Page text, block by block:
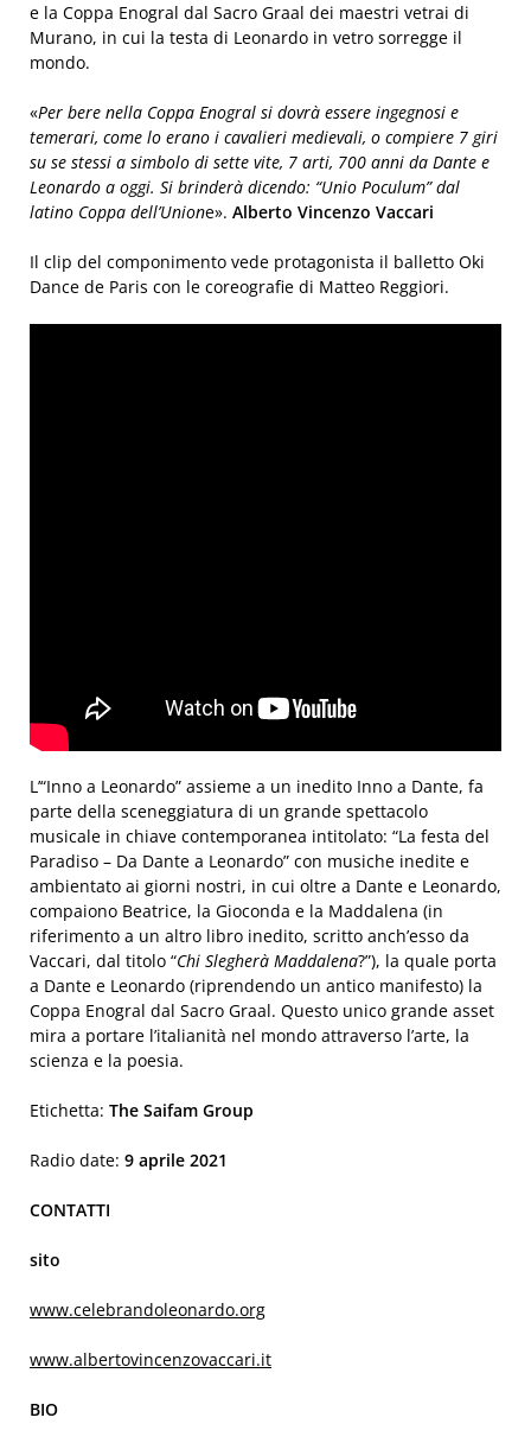
e la Coppa Enogral dal Sacro Graal dei maestri vetrai di
Murano, in cui la testa di Leonardo in vetro sorregge il
mondo.
«Per bere nella Coppa Enogral si dovrà essere ingegnosi e
temerari, come lo erano i cavalieri medievali, o compiere 7 giri
su se stessi a simbolo di sette vite, 7 arti, 700 anni da Dante e
Leonardo a oggi. Si brinderà dicendo: “Unio Poculum” dal
latino Coppa dell’Unione». Alberto Vincenzo Vaccari
Il clip del componimento vede protagonista il balletto Oki
Dance de Paris con le coreografie di Matteo Reggiori.
L’“Inno a Leonardo” assieme a un inedito Inno a Dante, fa
parte della sceneggiatura di un grande spettacolo
musicale in chiave contemporanea intitolato: “La festa del
Paradiso – Da Dante a Leonardo” con musiche inedite e
ambientato ai giorni nostri, in cui oltre a Dante e Leonardo,
compaiono Beatrice, la Gioconda e la Maddalena (in
riferimento a un altro libro inedito, scritto anch’esso da
Vaccari, dal titolo “Chi Slegherà Maddalena?”), la quale porta
a Dante e Leonardo (riprendendo un antico manifesto) la
Coppa Enogral dal Sacro Graal. Questo unico grande asset
mira a portare l’italianità nel mondo attraverso l’arte, la
scienza e la poesia.
Etichetta: The Saifam Group
Radio date: 9 aprile 2021
CONTATTI
sito
www.celebrandoleonardo.org
www.albertovincenzovaccari.it
BIO